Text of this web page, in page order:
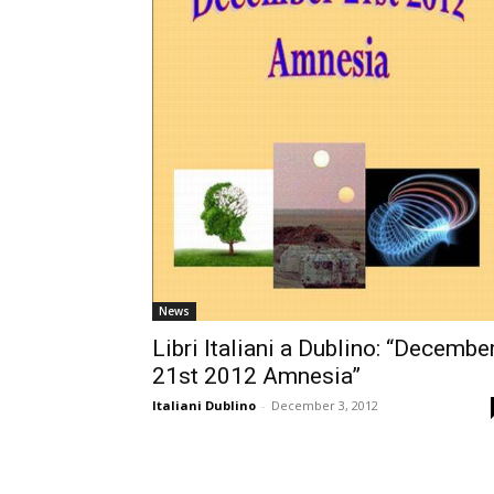
News
Libri Italiani a Dublino:
21st 2012 Amnesia”
Italiani Dublino - December 3, 2012